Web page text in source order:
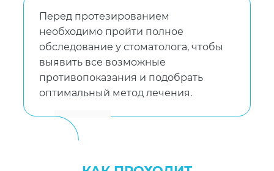
Перед протезированием
необходимо пройти полное
обследование у стоматолога, чтобы
выявить все возможные
противопоказания и подобрать
оптимальный метод лечения.